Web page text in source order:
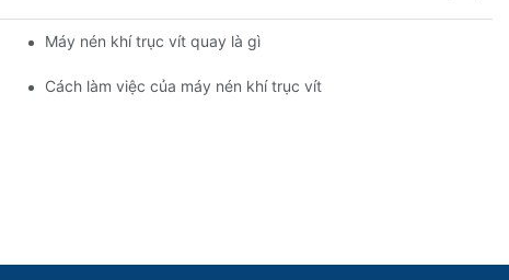
Máy nén khí trục vít quay là gì
Cách làm việc của máy nén khí trục vít